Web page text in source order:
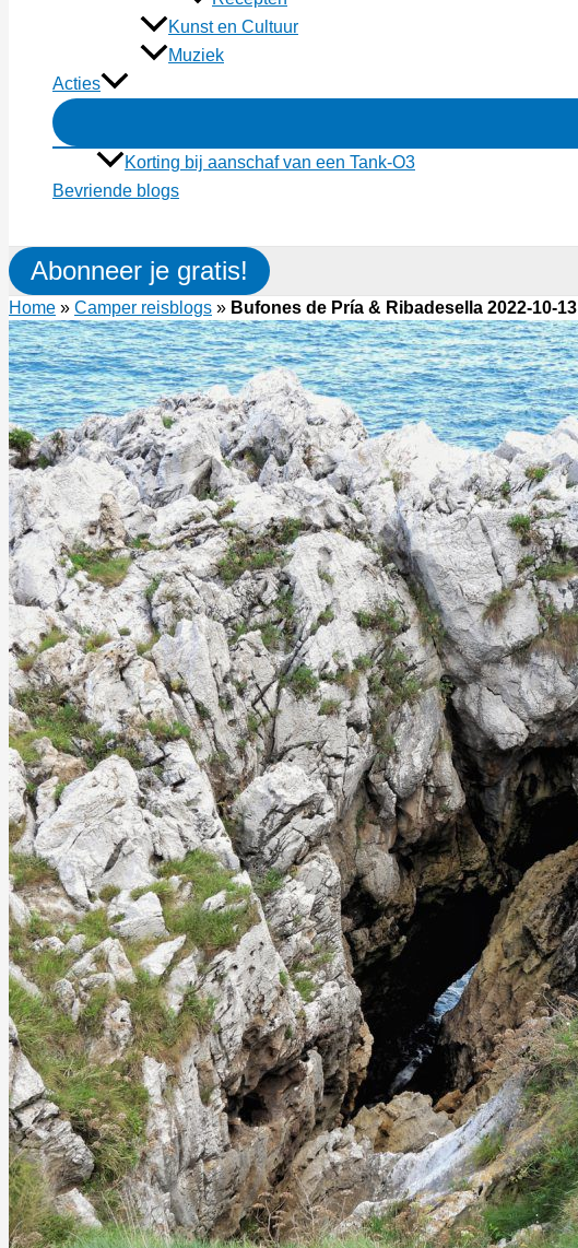
Kunst en Cultuur
Muziek
Acties
Korting bij aanschaf van een Tank-O3
Bevriende blogs
Abonneer je gratis!
Home » Camper reisblogs » Bufones de Pría & Ribadesella 2022-10-13